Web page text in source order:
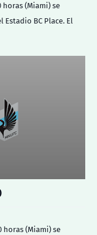
horas (Miami) se
Estadio BC Place. El
horas (Miami) se